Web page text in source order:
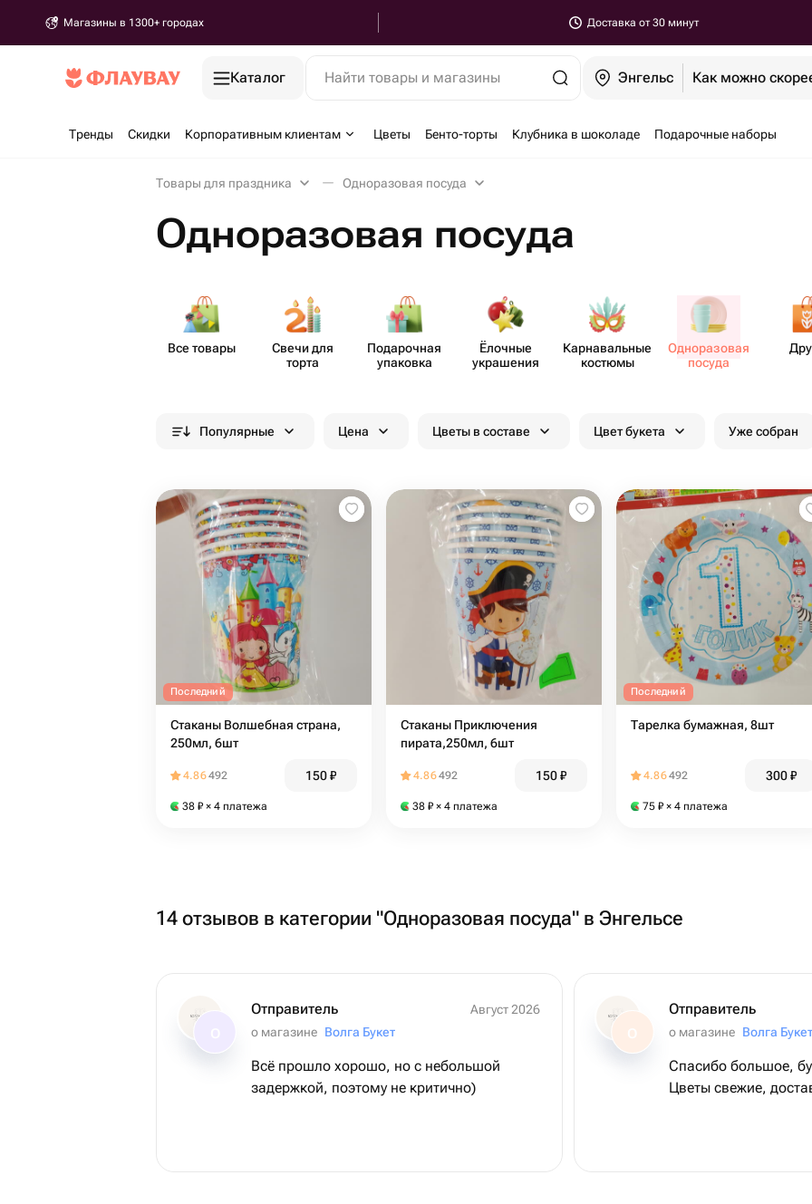
Магазины в 1300+ городах Доставка от 30 минут
Каталог Найти товары и магазины Энгельс Как можно
Тренды Скидки Корпоративным клиентам Цветы Бенто-торты Клубника в шоколаде Подарочные наборы
Товары для праздника Одноразовая посуда
Одноразовая посуда
Все товары
Свечи для
торта
Пода​рочная
упаковка
Ёлочные
украшения
Карнав​альные
костюмы
Однор​азовая
посуда
Популярные Цена Цветы в составе Цвет букета Уже собран
Последний
Стаканы Волшебная страна,
250мл, 6шт
4.86492 150₽
38 ₽ × 4 платежа
Стаканы Приключения
пирата,250мл, 6шт
4.86492 150₽
38 ₽ × 4 платежа
Последний
Тарелка бумажная, 8шт
4.86492 300₽
75 ₽ × 4 платежа
14 отзывов в категории "Одноразовая посуда" в Энгельсе
Отправитель
Август 2026
о магазине Волга Букет
Всё прошло хорошо, но с небольшой
задержкой, поэтому не критично)
О
Отправитель
о магазине Волга Букет
Спасибо большое,
Цветы свежие,